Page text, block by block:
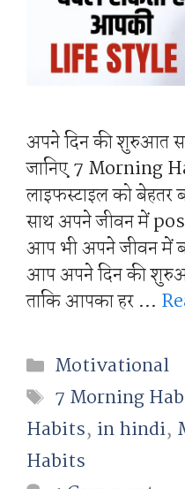
अपने दिन की शुरुआत
जानिए 7 Morning
लाइफस्टाइल को
साथ अपने जीवन में
आप भी अपने जीवन में
आप अपने दिन की
ताकि आपका हर …
Categories
Motivational
Tags
7 Morning
Habits, in hindi,
Habits